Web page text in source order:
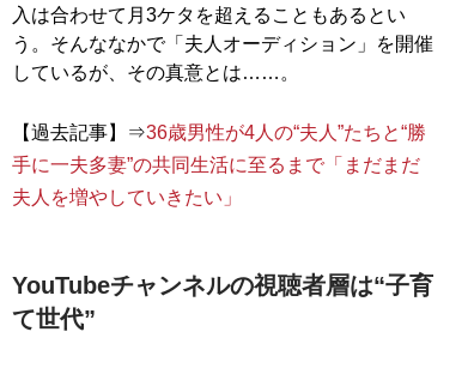
入は合わせて月3ケタを超えることもあるとい
う。そんななかで「夫人オーディション」を開催
しているが、その真意とは……。
【過去記事】⇒36歳男性が4人の“夫人”たちと“勝
手に一夫多妻”の共同生活に至るまで「まだまだ
夫人を増やしていきたい」
YouTubeチャンネルの視聴者層は“子育
て世代”